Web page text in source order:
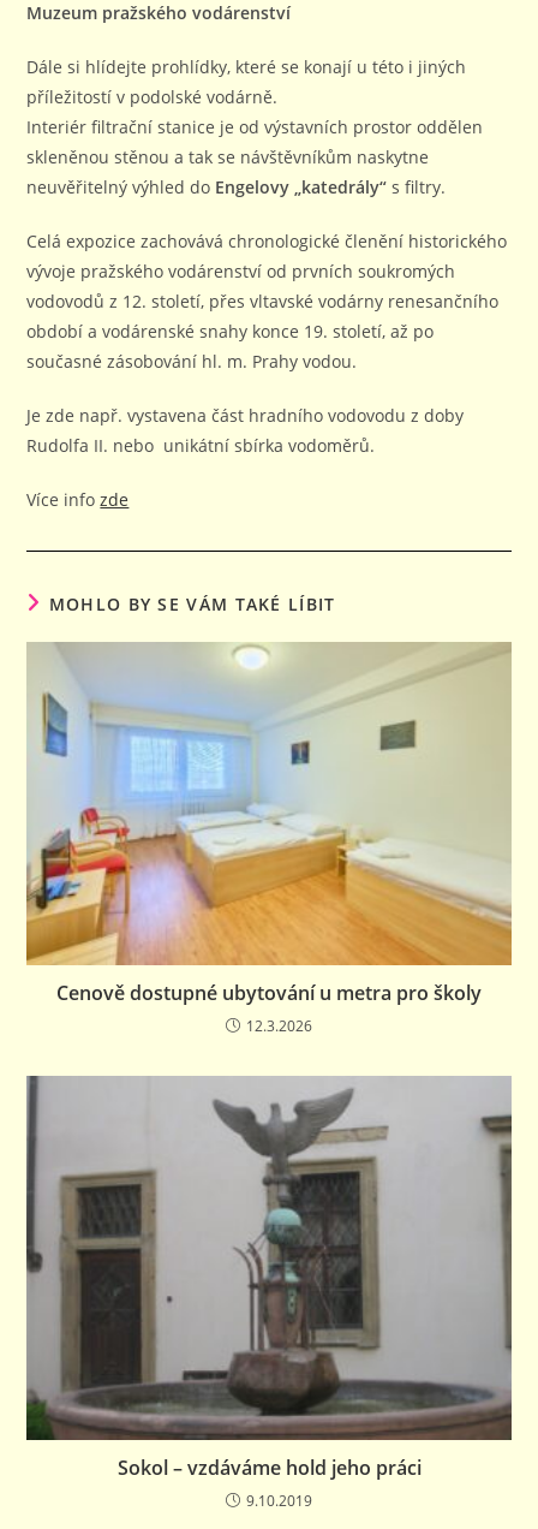
Muzeum pražského vodárenství
Dále si hlídejte prohlídky, které se konají u této i jiných
příležitostí v podolské vodárně.
Interiér filtrační stanice je od výstavních prostor oddělen
skleněnou stěnou a tak se návštěvníkům naskytne
neuvěřitelný výhled do Engelovy „katedrály“ s filtry.
Celá expozice zachovává chronologické členění historického
vývoje pražského vodárenství od prvních soukromých
vodovodů z 12. století, přes vltavské vodárny renesančního
období a vodárenské snahy konce 19. století, až po
současné zásobování hl. m. Prahy vodou.
Je zde např. vystavena část hradního vodovodu z doby
Rudolfa II. nebo unikátní sbírka vodoměrů.
Více infozde
MOHLO BY SE VÁM TAKÉ LÍBIT
Cenově dostupné ubytování u metra pro školy
12.3.2026
Sokol – vzdáváme hold jeho práci
9.10.2019